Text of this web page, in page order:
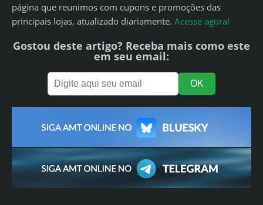
página que reunimos com cupons e promoções das
principais lojas, atualizado diariamente. Acesse agora!
Gostou deste artigo? Receba mais como este
em seu email: